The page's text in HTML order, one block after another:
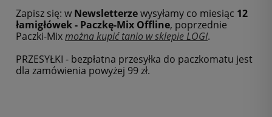
Zapisz się: w Newsletterzewysyłamy co miesiąc 12
łamigłówek - Paczkę-Mix Offline, poprzednie
Paczki-Mixmożna kupić tanio w sklepie LOGI.
PRZESYŁKI - bezpłatna przesyłka do paczkomatu jest
dla zamówienia powyżej 99 zł.